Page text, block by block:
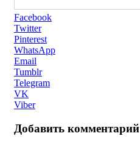
Facebook
Twitter
Pinterest
WhatsApp
Email
Tumblr
Telegram
VK
Viber
Добавить комментарий